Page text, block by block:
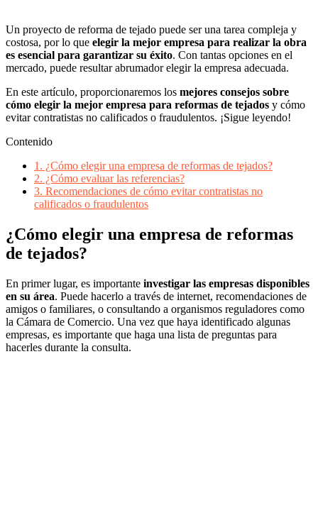
Un proyecto de reforma de tejado puede ser una tarea compleja y
costosa, por lo que elegir la mejor empresa para realizar la obra
es esencial para garantizar su éxito. Con tantas opciones en el
mercado, puede resultar abrumador elegir la empresa adecuada.
En este artículo, proporcionaremos los mejores consejos sobre
cómo elegir la mejor empresa para reformas de tejados y cómo
evitar contratistas no calificados o fraudulentos. ¡Sigue leyendo!
Contenido
1. ¿Cómo elegir una empresa de reformas de tejados?
2. ¿Cómo evaluar las referencias?
3. Recomendaciones de cómo evitar contratistas no
calificados o fraudulentos
¿Cómo elegir una empresa de reformas
de tejados?
En primer lugar, es importante investigar las empresas disponibles
en su área. Puede hacerlo a través de internet, recomendaciones de
amigos o familiares, o consultando a organismos reguladores como
la Cámara de Comercio. Una vez que haya identificado algunas
empresas, es importante que haga una lista de preguntas para
hacerles durante la consulta.